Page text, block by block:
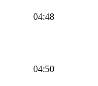
04:48
04:50